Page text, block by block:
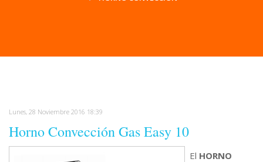
Lunes, 28 Noviembre 2016 18:39
Horno Convección Gas Easy 10
El HORNO